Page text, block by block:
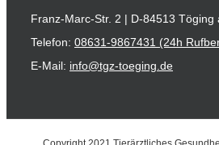
Franz-Marc-Str. 2 | D-84513 Töging
Telefon: 08631-9867431 (24h
E-Mail: info@tgz-toeging.de